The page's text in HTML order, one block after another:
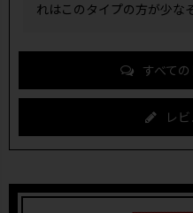
れはこのタイプの方が少な
すべて
レ